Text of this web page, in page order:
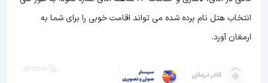
انتخاب هتل نام برده شده می تواند اقامت خوبی را برای شما به
ارمغان آورد.